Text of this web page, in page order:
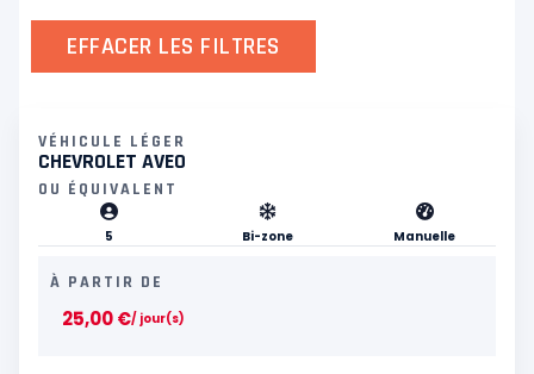
EFFACER LES FILTRES
VÉHICULE LÉGER
CHEVROLET AVEO
OU ÉQUIVALENT
5 Bi-zone Manuelle
À PARTIR DE
25,00€/ jour(s)